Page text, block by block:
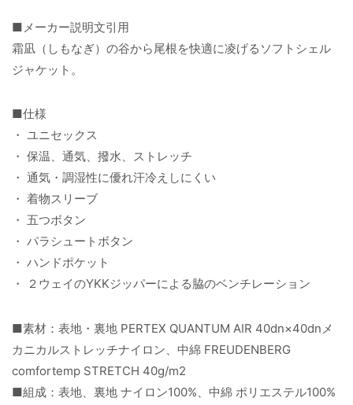
■メーカー説明文引用
霜凪（しもなぎ）の谷から尾根を快適に凌げるソフトシェル
ジャケット。
■仕様
・ ユニセックス
・ 保温、通気、撥水、ストレッチ
・ 通気・調湿性に優れ汗冷えしにくい
・ 着物スリーブ
・ 五つボタン
・ パラシュートボタン
・ ハンドポケット
・ ２ウェイのYKKジッパーによる脇のベンチレーション
■素材：表地・裏地 PERTEX QUANTUM AIR 40dn×40dnメ
カニカルストレッチナイロン、中綿 FREUDENBERG
comfortemp STRETCH 40g/m2
■組成：表地、裏地 ナイロン100%、中綿 ポリエステル100%